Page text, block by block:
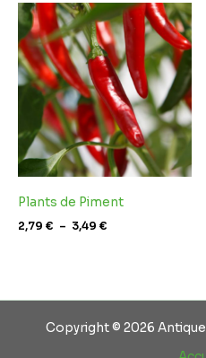
Plants de Piment
2,79 € – 3,49 €
Plage
de
prix :
2,79 €
à
3,49 €
Copyright © 2026